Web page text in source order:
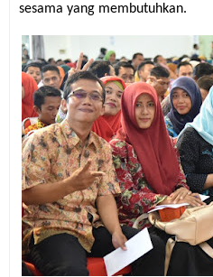
sesama yang membutuhkan.